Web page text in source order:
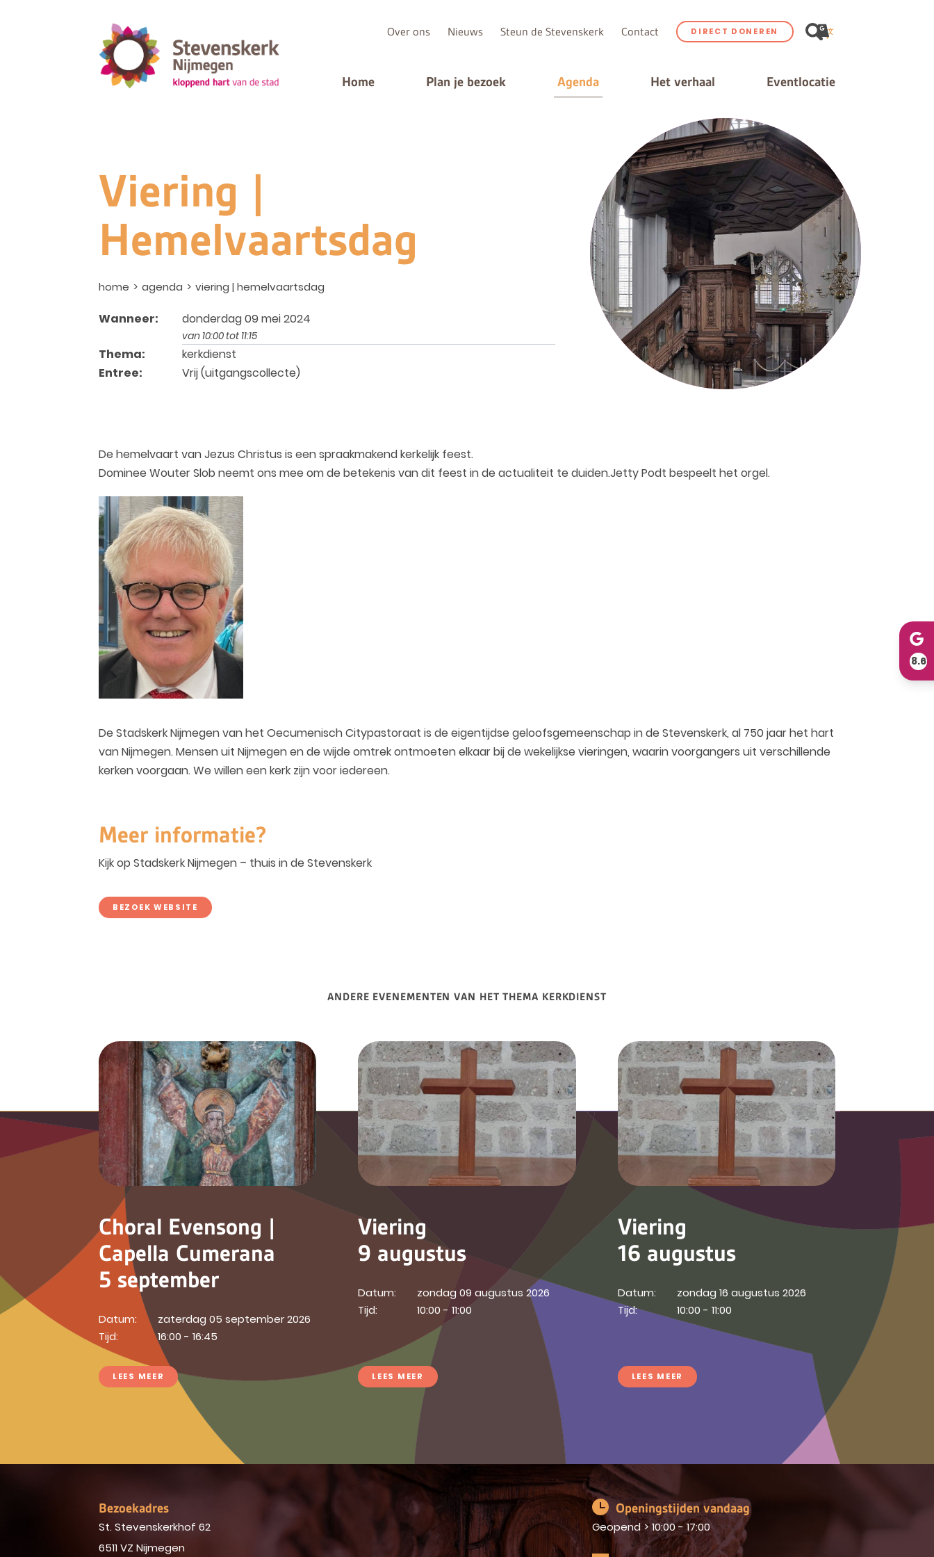
Over ons Nieuws Steun de Stevenskerk Contact DIRECT DONEREN
Home Plan je bezoek Agenda Het verhaal Eventlocatie
Viering |
Hemelvaartsdag
home agenda viering | hemelvaartsdag
Wanneer: donderdag 09 mei 2024
van 10:00 tot 11:15
Thema:
kerkdienst
Entree:
Vrij (uitgangscollecte)
De hemelvaart van Jezus Christus is een spraakmakend kerkelijk feest.
Dominee Wouter Slob neemt ons mee om de betekenis van dit feest in de actualiteit te duiden.Jetty Podt bespeelt het orgel.
De Stadskerk Nijmegen van het Oecumenisch Citypastoraat is de eigentijdse geloofsgemeenschap in de Stevenskerk, al 750 jaar het hart
van Nijmegen. Mensen uit Nijmegen en de wijde omtrek ontmoeten elkaar bij de wekelijkse vieringen, waarin voorgangers uit verschillende
kerken voorgaan. We willen een kerk zijn voor iedereen.
Meer informatie?
Kijk op Stadskerk Nijmegen – thuis in de Stevenskerk
BEZOEK WEBSITE
ANDERE EVENEMENTEN VAN HET THEMA KERKDIENST
Choral Evensong |
Capella Cumerana
5 september
Datum:
Tijd:
zaterdag 05 september 2026
16:00 - 16:45
LEES MEER
Viering
9 augustus
Datum:
Tijd:
zondag 09 augustus 2026
10:00 - 11:00
LEES MEER
Viering
16 augustus
Datum:
Tijd:
zondag 16 augustus 2026
10:00 - 11:00
LEES MEER
Bezoekadres
St. Stevenskerkhof 62
6511 VZ Nijmegen
Openingstijden vandaag
Geopend > 10:00 - 17:00
8.6